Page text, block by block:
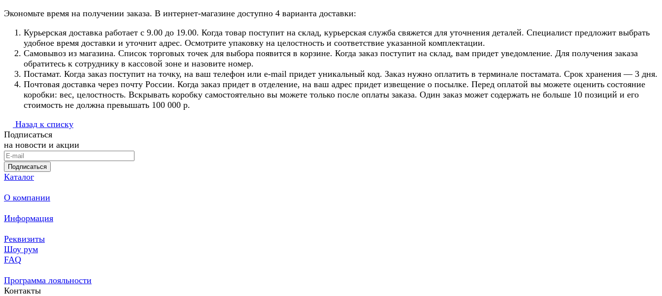
Экономьте время на получении заказа. В интернет-магазине доступно 4 варианта доставки:
Курьерская доставка работает с 9.00 до 19.00. Когда товар поступит на склад, курьерская служба свяжется для уточнения деталей. Специалист предложит выбрать
удобное время доставки и уточнит адрес. Осмотрите упаковку на целостность и соответствие указанной комплектации.
Самовывоз из магазина. Список торговых точек для выбора появится в корзине. Когда заказ поступит на склад, вам придет уведомление. Для получения заказа
обратитесь к сотруднику в кассовой зоне и назовите номер.
Постамат. Когда заказ поступит на точку, на ваш телефон или e-mail придет уникальный код. Заказ нужно оплатить в терминале постамата. Срок хранения — 3 дня.
Почтовая доставка через почту России. Когда заказ придет в отделение, на ваш адрес придет извещение о посылке. Перед оплатой вы можете оценить состояние
коробки: вес, целостность. Вскрывать коробку самостоятельно вы можете только после оплаты заказа. Один заказ может содержать не больше 10 позиций и его
стоимость не должна превышать 100 000 р.
Назад к списку
Подписаться
на новости и акции
Подписаться
Каталог
О компании
Информация
Реквизиты
Шоу рум
FAQ
Программа лояльности
Контакты